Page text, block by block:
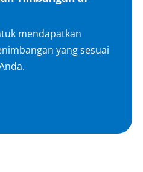
mendapatkan
yang sesuai